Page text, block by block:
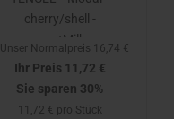
cherry/shell -
meetMilk
Unser Normalpreis 16,74 €
Ihr Preis 11,72 €
Sie sparen 30%
11,72 € pro Stück